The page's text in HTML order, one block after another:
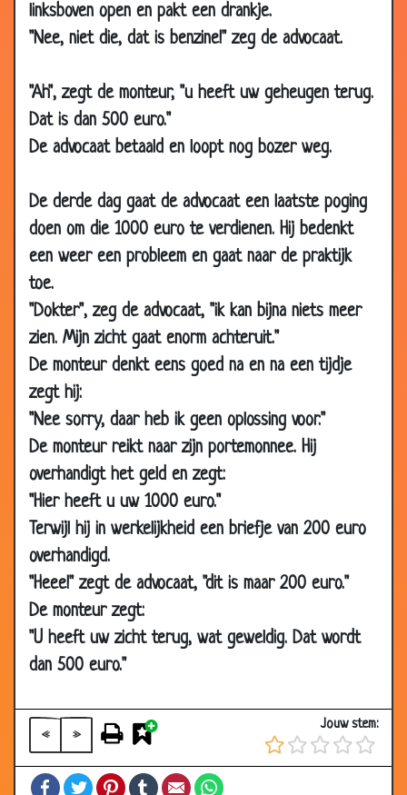
linksboven open en pakt een drankje.
"Nee, niet die, dat is benzine!" zeg de advocaat.
"Ah", zegt de monteur, "u heeft uw geheugen terug.
Dat is dan 500 euro."
De advocaat betaald en loopt nog bozer weg.
De derde dag gaat de advocaat een laatste poging
doen om die 1000 euro te verdienen. Hij bedenkt
een weer een probleem en gaat naar de praktijk
toe.
"Dokter", zeg de advocaat, "ik kan bijna niets meer
zien. Mijn zicht gaat enorm achteruit."
De monteur denkt eens goed na en na een tijdje
zegt hij:
"Nee sorry, daar heb ik geen oplossing voor."
De monteur reikt naar zijn portemonnee. Hij
overhandigt het geld en zegt:
"Hier heeft u uw 1000 euro."
Terwijl hij in werkelijkheid een briefje van 200 euro
overhandigd.
"Heee!" zegt de advocaat, "dit is maar 200 euro."
De monteur zegt:
"U heeft uw zicht terug, wat geweldig. Dat wordt
dan 500 euro."
« »
Jouw stem:
FacebookTwitterPinterestTumblrEmail
19 Mar
2019
PIJN
13 Jan 2019
2.72
03 Jan 2019
Muren
05 Oct
2018
Ik mankeer niks 2.81
27 Sep 2018 Riagg stagiare - Herman Finkers
3.03
04 Aug
2018
19 Jul 2018 Zwarte stipjes
14 Jul 2018
Gasvorming
2.81
12 Jul 2018
11 Jul 2018
Ruiken
16 Jun 2018
De dokter komt zo.
15 Jun 2018
Is uw vriend timmerman?
05 Jun 2018
Cement
2.74
15 May
2018
08 May
2018
Lepels
26 Apr
Spreekruimte
24 Mar
2018
Rechterbeen 2.60
2018